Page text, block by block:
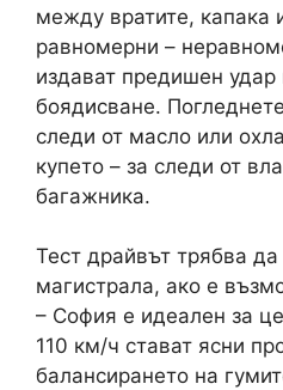
между вратите, капака
равномерни –
издават предишен
боядисване.
следи от масло или
купето – за следи от
багажника.
Тест драйвът трябва
магистрала, ако е
– София е идеален за
110 км/ч стават ясни
балансирането на